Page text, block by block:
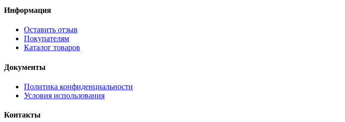
Информация
Оставить отзыв
Покупателям
Каталог товаров
Документы
Политика конфиденциальности
Условия использования
Контакты